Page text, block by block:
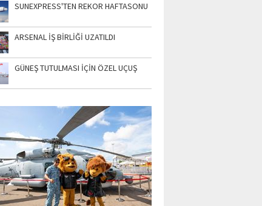
SUNEXPRESS'TEN REKOR HAFTASONU
ARSENAL İŞ BİRLİĞİ UZATILDI
GÜNEŞ TUTULMASI İÇİN ÖZEL UÇUŞ
AIRSHOW-2020